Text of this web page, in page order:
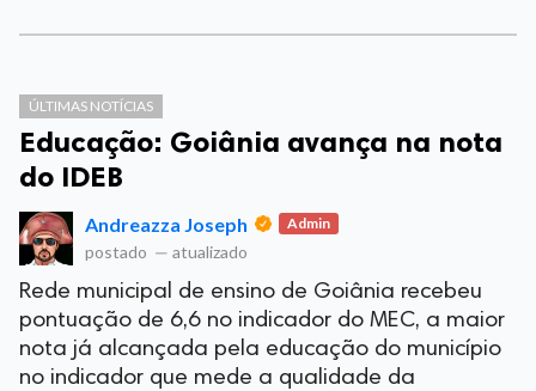
ÚLTIMAS NOTÍCIAS
Educação: Goiânia avança na nota
do IDEB
Andreazza Joseph Admin
postado — atualizado
Rede municipal de ensino de Goiânia recebeu
pontuação de 6,6 no indicador do MEC, a maior
nota já alcançada pela educação do município
no indicador que mede a qualidade da